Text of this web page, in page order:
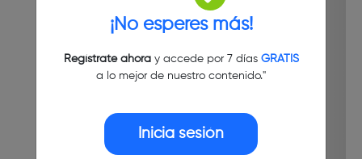
¡No esperes más!
Regístrate ahoray accede por 7 días GRATIS
a lo mejor de nuestro contenido."
Inicia sesión